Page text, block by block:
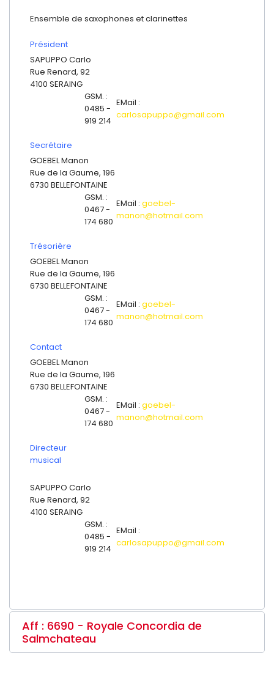
Ensemble de saxophones et clarinettes
Président
SAPUPPO Carlo
Rue Renard, 92
4100 SERAING
GSM. :
0485 -
919 214
EMail :
carlosapuppo@gmail.com
Secrétaire
GOEBEL Manon
Rue de la Gaume, 196
6730 BELLEFONTAINE
GSM. :
0467 -
174 680
EMail : goebel-
manon@hotmail.com
Trésorière
GOEBEL Manon
Rue de la Gaume, 196
6730 BELLEFONTAINE
GSM. :
0467 -
174 680
EMail : goebel-
manon@hotmail.com
Contact
GOEBEL Manon
Rue de la Gaume, 196
6730 BELLEFONTAINE
GSM. :
0467 -
174 680
EMail : goebel-
manon@hotmail.com
Directeur
musical
SAPUPPO Carlo
Rue Renard, 92
4100 SERAING
GSM. :
0485 -
919 214
EMail :
carlosapuppo@gmail.com
Aff : 6690 - Royale Concordia de
Salmchateau